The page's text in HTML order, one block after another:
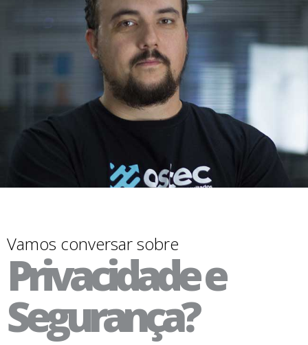
Vamos conversar sobre
Privacidade e
Segurança?